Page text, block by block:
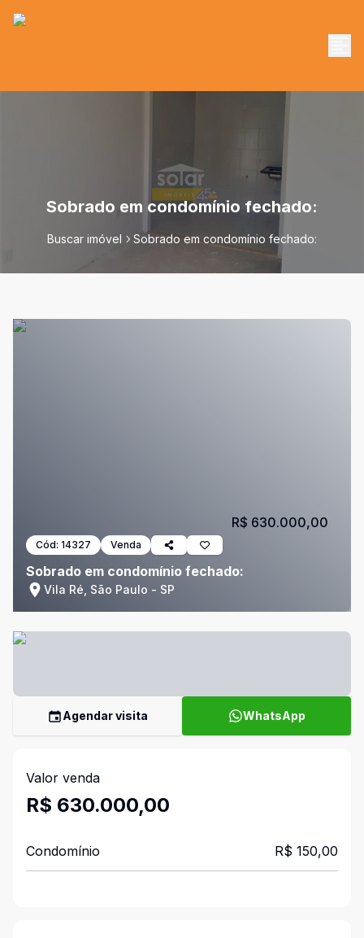
Sobrado em condomínio fechado:
Buscar imóvel Sobrado em condomínio fechado:
Cód: 14327 Venda
Sobrado em condomínio fechado:
Vila Ré, São Paulo - SP
R$ 630.000,00
Agendar visita WhatsApp
Valor venda
R$ 630.000,00
Condomínio R$ 150,00